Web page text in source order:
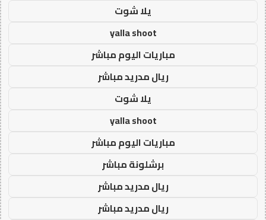
يلا شوت
yalla shoot
مباريات اليوم مباشر
ريال مدريد مباشر
يلا شوت
yalla shoot
مباريات اليوم مباشر
برشلونة مباشر
ريال مدريد مباشر
ريال مدريد مباشر